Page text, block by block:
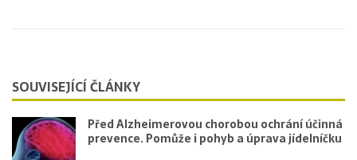
SOUVISEJÍCÍ ČLÁNKY
Před Alzheimerovou chorobou ochrání účinná
prevence. Pomůže i pohyb a úprava jídelníčku